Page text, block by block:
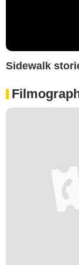
Sidewalk